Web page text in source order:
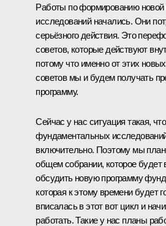
Работы по формированию
исследований начались. Они
серьёзного действия. Это
советов, которые действуют
потому что именно от этих
советов мы и будем получать
программу.
Сейчас у нас ситуация такая,
фундаментальных
включительно. Поэтому мы
общем собрании, которое будет
обсудить новую программу
которая к этому времени будет
вписалась в этот вот цикл и
работать. Такие у нас планы